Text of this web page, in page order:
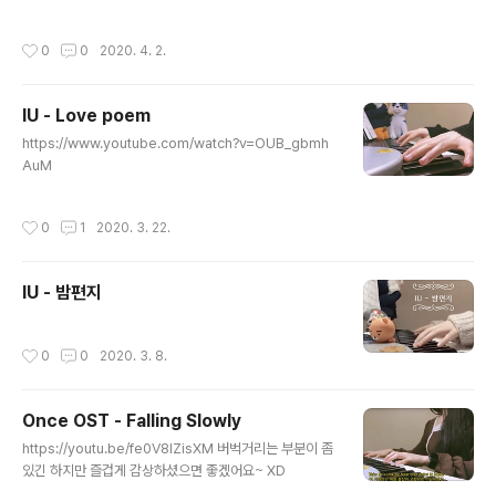
0 0 2020. 4. 2.
IU - Love poem
https://www.youtube.com/watch?v=OUB_gbmh
AuM
0 1 2020. 3. 22.
IU - 밤편지
0 0 2020. 3. 8.
Once OST - Falling Slowly
https://youtu.be/fe0V8IZisXM 버벅거리는 부분이 좀
있긴 하지만 즐겁게 감상하셨으면 좋겠어요~ XD